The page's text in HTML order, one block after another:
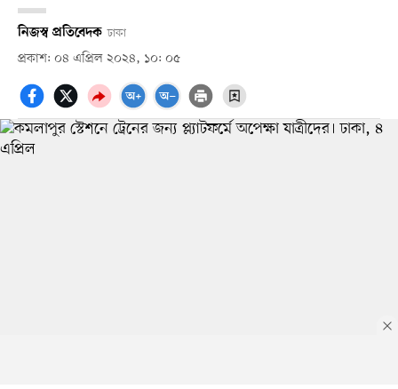
নিজস্ব প্রতিবেদক ঢাকা
প্রকাশ: ০৪ এপ্রিল ২০২৪, ১০: ০৫